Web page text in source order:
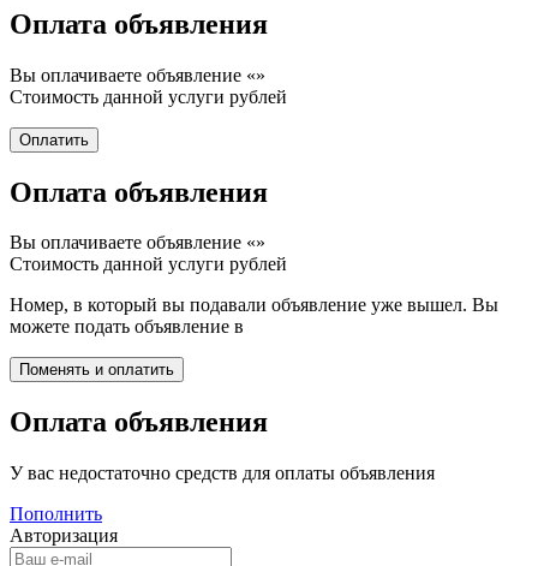
Оплата объявления
Вы оплачиваете объявление «»
Стоимость данной услуги рублей
Оплата объявления
Вы оплачиваете объявление «»
Стоимость данной услуги рублей
Номер, в который вы подавали объявление уже вышел. Вы
можете подать объявление в
Оплата объявления
У вас недостаточно средств для оплаты объявления
Пополнить
Авторизация